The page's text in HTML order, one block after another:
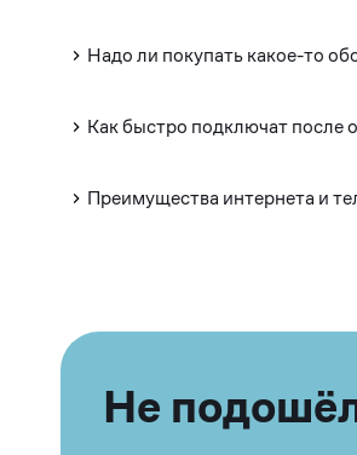
Надо ли покупать какое-то
Как быстро подключат после
Преимущества интернета и
Не